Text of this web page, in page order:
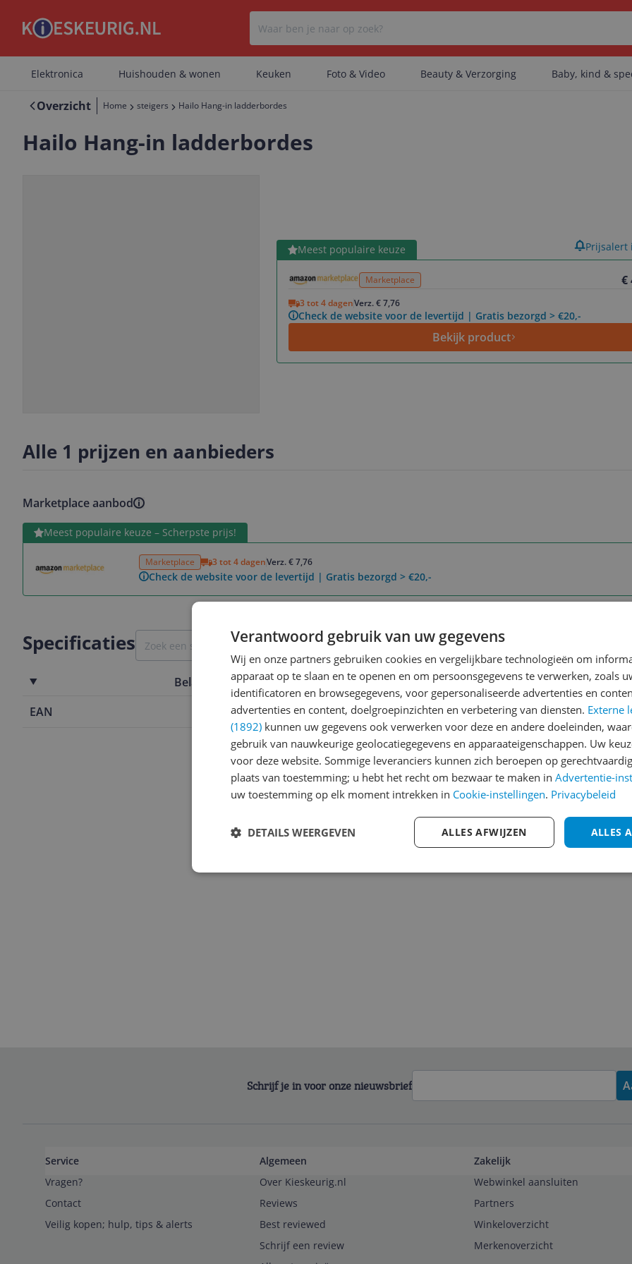
Er zijn geen artikelen gevonden.
Elektronica Huishouden & wonen Keuken Foto & Video Beauty & Verzorging Baby, kind &
Overzicht Home steigers Hailo Hang-in ladderbordes
Hailo Hang-in ladderbordes
Meest populaire keuze
Marketplace €
3 tot 4 dagenVerz. € 7,76
Check de website voor de levertijd | Gratis bezorgd > €20,-
Bekijk product
Bekijk product Prijsalert
Alle 1 prijzen en aanbieders
Marketplace aanbod
Meest populaire keuze – Scherpste prijs!
Marketplace 3 tot 4 dagenVerz. € 7,76
Check de website voor de levertijd | Gratis bezorgd > €20,-
Bekijk product
Specificaties
Belangrijkste kenmerken
EAN
4007126995001
Reviews
Er zijn nog geen
Heb jij dit product in bezit
met het schrijven van je
een review gemiddeld
andere bezoekers een
€250,-!Klik hier voor de
Cijfer
Welk cijfer geef jij dit
2
Schrijf je in voor onze nieuwsbrief
Service
Vragen?
Contact
Veilig kopen; hulp, tips & alerts
Algemeen
Over Kieskeurig.nl
Reviews
Best reviewed
Schrijf een review
Zakelijk
Webwinkel aansluiten
Partners
Winkeloverzicht
Merkenoverzicht
Verantwoord gebruik van uw gegevens
Wij en onze partners gebruiken cookies en vergelijkbare technologieën om
apparaat op te slaan en te openen en om persoonsgegevens te verwerken, zoals
identificatoren en browsegegevens, voor gepersonaliseerde advertenties en
advertenties en content, doelgroepinzichten en verbetering van diensten. Externe
(1892) kunnen uw gegevens ook verwerken voor deze en andere doeleinden,
gebruik van nauwkeurige geolocatiegegevens en apparaateigenschappen. Uw
voor deze website. Sommige leveranciers kunnen zich beroepen op
plaats van toestemming; u hebt het recht om bezwaar te maken in Advertentie-
uw toestemming op elk moment intrekken in Cookie-instellingen. Privacybeleid
ALLES
ALLES AFWIJZEN
DETAILS WEERGEVEN